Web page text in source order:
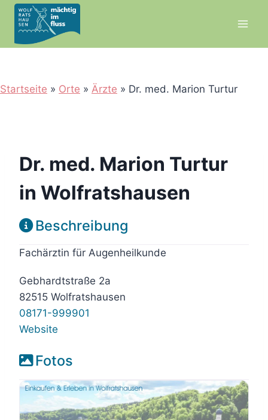
Zum
Inhalt
springen
Startseite » Orte » Ärzte » Dr. med. Marion Turtur
Dr. med. Marion Turtur
in Wolfratshausen
Beschreibung
Fachärztin für Augenheilkunde
Gebhardtstraße 2a
82515 Wolfratshausen
08171-999901
Website
Fotos